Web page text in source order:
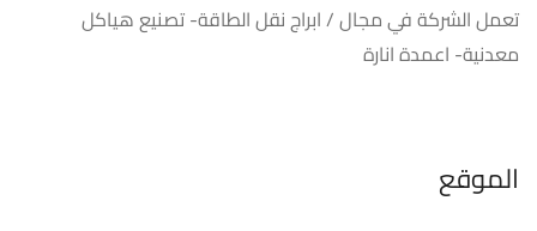
تعمل الشركة في مجال / ابراج نقل الطاقة- تصنيع هياكل
معدنية- اعمدة انارة
الموقع